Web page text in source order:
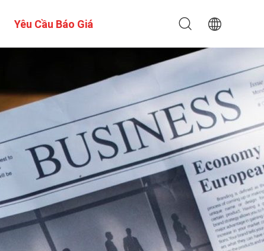
Yêu Cầu Báo Giá